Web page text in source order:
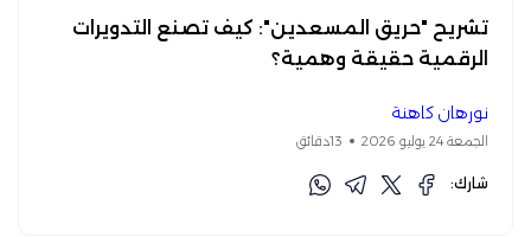
تشريح "حريق المسعدين": كيف تصنع التدويرات
الرقمية حقيقة وهمية؟
نورهان كاهنة
الجمعة 24 يوليو 2026 13دقائق
شارك: